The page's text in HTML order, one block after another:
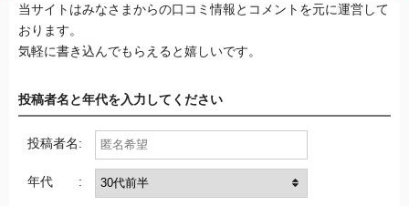
当サイトはみなさまからの口コミ情報とコメントを元に運営して
おります。
気軽に書き込んでもらえると嬉しいです。
投稿者名と年代を入力してください
投稿者名:
年代 :